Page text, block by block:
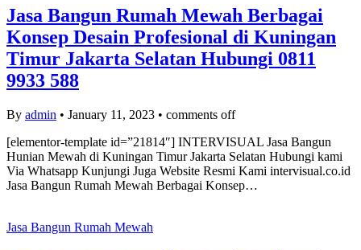
Jasa Bangun Rumah Mewah Berbagai
Konsep Desain Profesional di Kuningan
Timur Jakarta Selatan Hubungi 0811
9933 588
By admin • January 11, 2023 • comments off
[elementor-template id=”21814″] INTERVISUAL Jasa Bangun
Hunian Mewah di Kuningan Timur Jakarta Selatan Hubungi kami
Via Whatsapp Kunjungi Juga Website Resmi Kami intervisual.co.id
Jasa Bangun Rumah Mewah Berbagai Konsep…
Jasa Bangun Rumah Mewah